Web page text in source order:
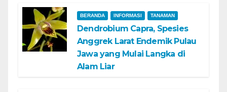
BERANDA INFORMASI TANAMAN
Dendrobium Capra, Spesies
Anggrek Larat Endemik Pulau
Jawa yang Mulai Langka di
Alam Liar